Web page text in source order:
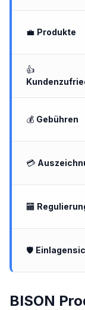
💼 Produkte
👍
💰 Gebühren
💳
🏧
🛡
BISON